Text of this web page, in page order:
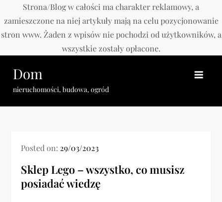
Strona/Blog w całości ma charakter reklamowy, a
zamieszczone na niej artykuły mają na celu pozycjonowanie
stron www. Żaden z wpisów nie pochodzi od użytkowników, a
wszystkie zostały opłacone.
content
Dom
nieruchomości, budowa, ogród
Posted on: 29/03/2023
Sklep Lego – wszystko, co musisz
posiadać wiedzę